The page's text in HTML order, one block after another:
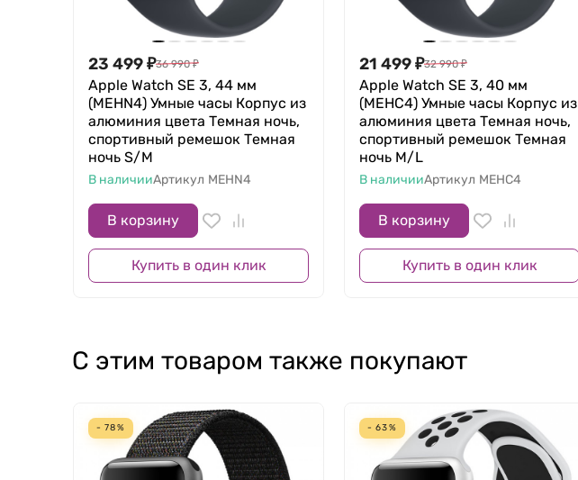
23 499₽36 990 ₽
Apple Watch SE 3, 44 мм
(MEHN4) Умные часы Корпус из
алюминия цвета Темная ночь,
спортивный ремешок Темная
ночь S/M
В наличииАртикул MEHN4
В корзину
Купить в один клик
21 499₽32 990 ₽
Apple Watch SE 3, 40 мм
(MEHC4) Умные часы Корпус из
алюминия цвета Темная ночь,
спортивный ремешок Темная
ночь M/L
В наличииАртикул MEHC4
В корзину
Купить в один клик
С этим товаром также покупают
- 78% - 63%